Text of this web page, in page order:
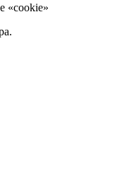
«cookie»